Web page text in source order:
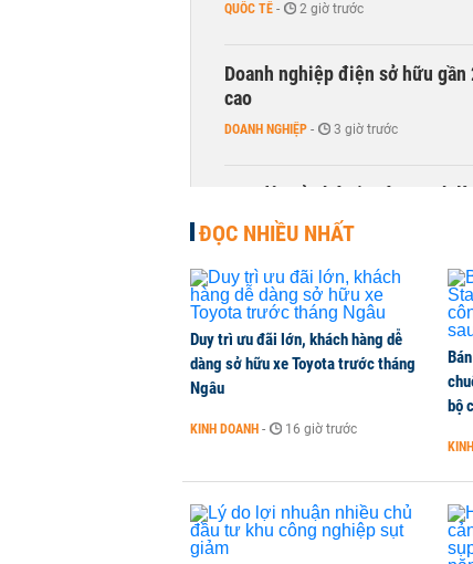
QUỐC TẾ - 2 giờ trước
Doanh nghiệp điện sở hữu
cao
DOANH NGHIỆP - 3 giờ trước
Con dâu tỷ phú Hồ Hùng Anh
DOANH NGHIỆP - 4 giờ trước
ĐỌC NHIỀU NHẤT
Duy trì ưu đãi lớn, khách hàng dễ
dàng sở hữu xe Toyota trước tháng
Ngâu
KINH DOANH - 16 giờ trước
bộ